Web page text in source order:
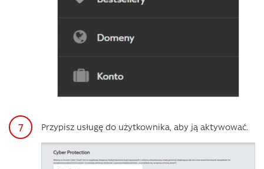
Przypisz usługę do użytkownika, aby ją aktywować.